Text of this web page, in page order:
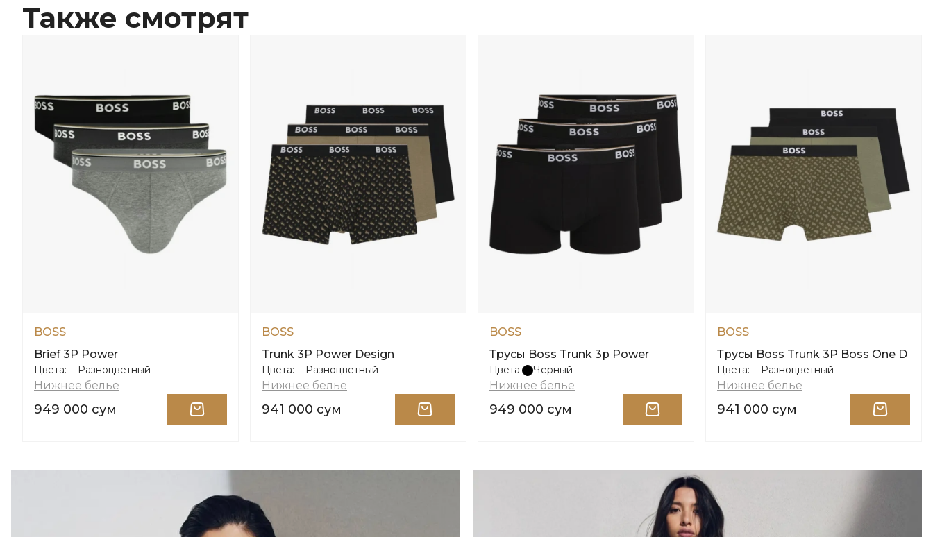
Также смотрят
BOSS
Brief 3P Power
Цвета: Разноцветный
Нижнее белье
949 000 сум
BOSS
Trunk 3P Power Design
Цвета: Разноцветный
Нижнее белье
941 000 сум
BOSS
Трусы Boss Trunk 3p Power
Цвета: Черный
Нижнее белье
949 000 сум
BOSS
Трусы Boss Trunk 3P Boss One D
Цвета: Разноцветный
Нижнее белье
941 000 сум